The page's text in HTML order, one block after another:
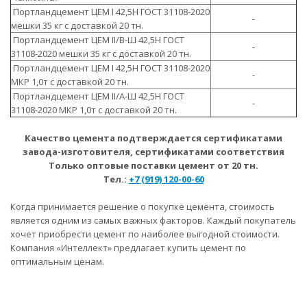
Портландцемент ЦЕМ I 42,5Н ГОСТ 31108-2020
мешки 35 кг с доставкой 20 тн.
-
Портландцемент ЦЕМ II/В-Ш 42,5Н ГОСТ
31108-2020 мешки 35 кг с доставкой 20 тн.
-
Портландцемент ЦЕМ I 42,5Н ГОСТ 31108-2020
МКР 1,0т с доставкой 20 тн.
-
Портландцемент ЦЕМ II/А-Ш 42,5Н ГОСТ
31108-2020 МКР 1,0т с доставкой 20 тн.
-
Качество цемента подтверждается сертификатами
завода-изготовителя, сертификатами соответствия
Только оптовые поставки цемент от 20 тн.
Тел.: +7 (919) 120-00-60
Когда принимается решение о покупке цемента, стоимость
является одним из самых важных факторов. Каждый покупатель
хочет приобрести цемент по наиболее выгодной стоимости.
Компания «Интеллект» предлагает купить цемент по
оптимальным ценам.